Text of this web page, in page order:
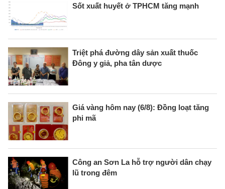
Sốt xuất huyết ở TPHCM tăng mạnh
Triệt phá đường dây sản xuất thuốc
Đông y giả, pha tân dược
Giá vàng hôm nay (6/8): Đồng loạt tăng
phi mã
Công an Sơn La hỗ trợ người dân chạy
lũ trong đêm